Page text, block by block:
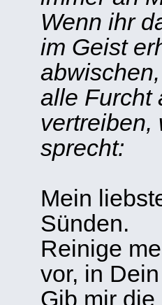
Wenn ihr
im Geist
abwischen,
alle Furcht
vertreiben,
sprecht:
Mein
Sünden.
Reinige
vor, in
Gib mir